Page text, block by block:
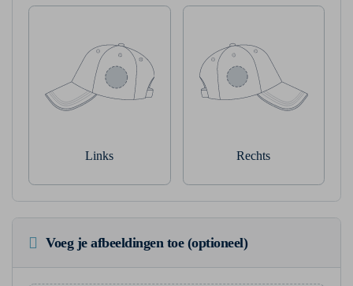
Links Rechts
Voeg je afbeeldingen toe (optioneel)